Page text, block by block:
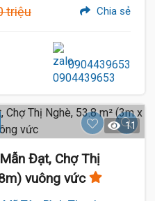
triệu Chia sẻ
0904439653
11
Đạt, Chợ Thị
vuông vức